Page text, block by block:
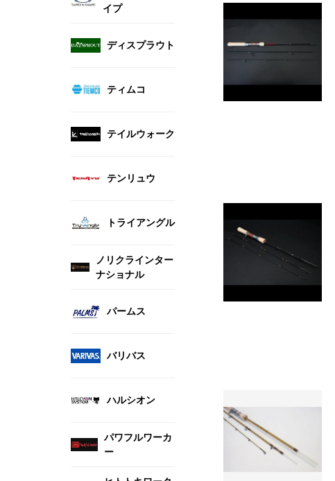
イプ
ディスプラウト
ティムコ
テイルウォーク
テンリュウ
トライアングル
ノリクラインター
ナショナル
パームス
バリバス
ハルシオン
パワフルワーカ
ー